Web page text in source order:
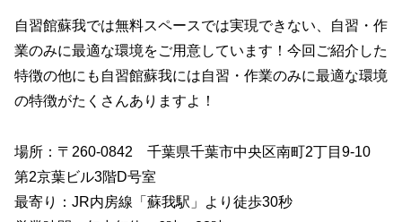
自習館蘇我では無料スペースでは実現できない、自習・作
業のみに最適な環境をご用意しています！今回ご紹介した
特徴の他にも自習館蘇我には自習・作業のみに最適な環境
の特徴がたくさんありますよ！
場所：〒260-0842 千葉県千葉市中央区南町2丁目9-10
第2京葉ビル3階D号室
最寄り：JR内房線「蘇我駅」より徒歩30秒